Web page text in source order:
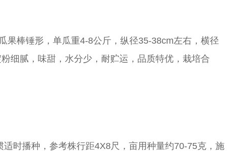
棒锤形，单瓜重4-8公斤，纵径35-38cm左右，横径
细腻，味甜，水分少，耐贮运，品质特优，栽培合
时播种，参考株行距4X8尺，亩用种量约70-75克，施